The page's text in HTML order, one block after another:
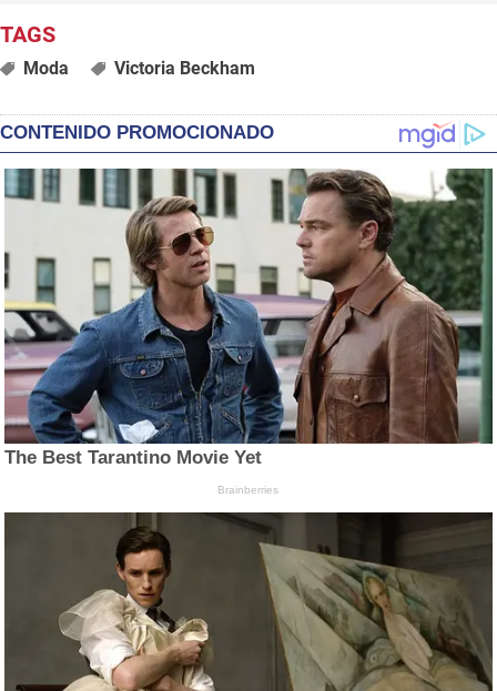
Moda Victoria Beckham
CONTENIDO PROMOCIONADO
The Best Tarantino Movie Yet
Brainberries